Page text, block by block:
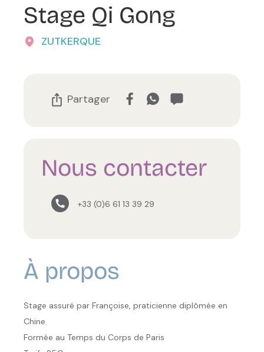
Stage Qi Gong
ZUTKERQUE
Partager
Nous contacter
+33 (0)6 61 13 39 29
À propos
Stage assuré par Françoise, praticienne diplômée en
Chine.
Formée au Temps du Corps de Paris